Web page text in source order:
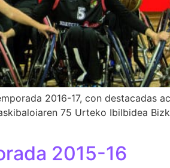
2016-17, con destacadas
75 Urteko Ibilbidea
2015-16